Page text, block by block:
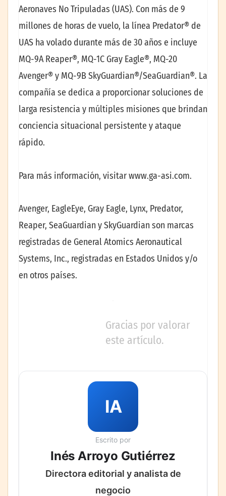
Aeronaves No Tripuladas (UAS). Con más de 9
millones de horas de vuelo, la línea Predator® de
UAS ha volado durante más de 30 años e incluye
MQ-9A Reaper®, MQ-1C Gray Eagle®, MQ-20
Avenger® y MQ-9B SkyGuardian®/SeaGuardian®. La
compañía se dedica a proporcionar soluciones de
larga resistencia y múltiples misiones que brindan
conciencia situacional persistente y ataque
rápido.
Para más información, visitar www.ga-asi.com.
Avenger, EagleEye, Gray Eagle, Lynx, Predator,
Reaper, SeaGuardian y SkyGuardian son marcas
registradas de General Atomics Aeronautical
Systems, Inc., registradas en Estados Unidos y/o
en otros países.
Gracias por valorar
este artículo.
IA
Escrito por
Inés Arroyo Gutiérrez
Directora editorial y analista de
negocio